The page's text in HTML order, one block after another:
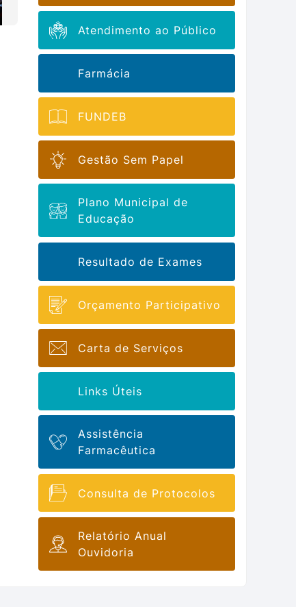
Atendimento ao Público
Farmácia
FUNDEB
Gestão Sem Papel
Plano Municipal de
Educação
Resultado de Exames
Orçamento Participativo
Carta de Serviços
Links Úteis
Assistência
Farmacêutica
Consulta de Protocolos
Relatório Anual
Ouvidoria